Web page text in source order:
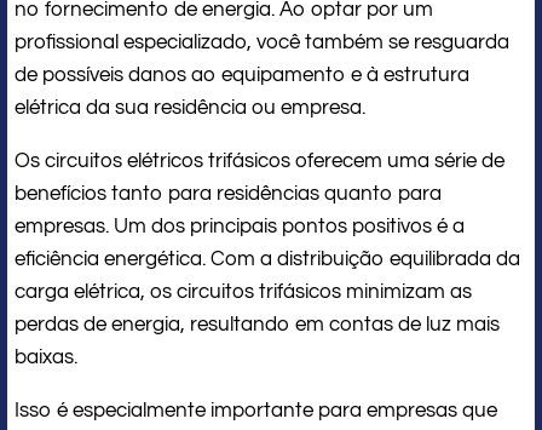
no fornecimento de energia. Ao optar por um
profissional especializado, você também se resguarda
de possíveis danos ao equipamento e à estrutura
elétrica da sua residência ou empresa.
Os circuitos elétricos trifásicos oferecem uma série de
benefícios tanto para residências quanto para
empresas. Um dos principais pontos positivos é a
eficiência energética. Com a distribuição equilibrada da
carga elétrica, os circuitos trifásicos minimizam as
perdas de energia, resultando em contas de luz mais
baixas.
Isso é especialmente importante para empresas que